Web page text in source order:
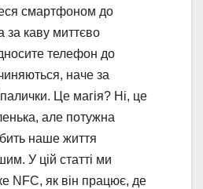
смартфоном до
за каву миттєво
телефон до
наче за
Це магія? Ні, це
але потужна
наше життя
У цій статті ми
NFC, як він працює, де